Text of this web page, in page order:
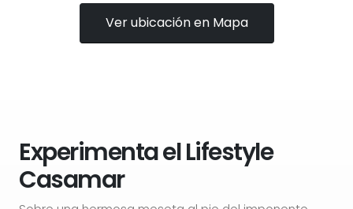
Ver ubicación en Mapa
Experimenta el Lifestyle
Casamar